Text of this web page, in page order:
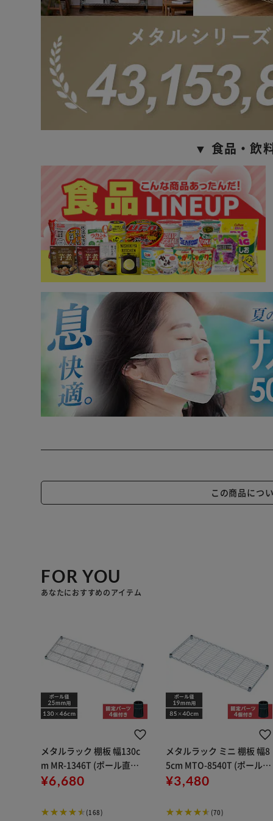
▼ 食品・飲
この商品につ
FOR YOU
あなたにおすすめのアイテム
メタルラック 棚板 幅130c
m MR-1346T (ポール直径2
5mm)
¥6,680
(168)
メタルラック ミニ 棚板 幅8
5cm MTO-8540T (ポール直
径19mm)
¥3,480
(70)